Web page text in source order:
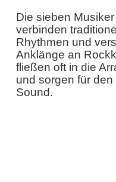
Die sieben
verbinden
Rhythmen und
Anklänge an
fließen oft in die
und sorgen für
Sound.